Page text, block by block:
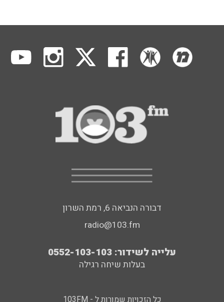
דבורה הנביאה 6, רמת השרון
radio@103.fm
עלייה לשידור: 0552-103-103
בעלות שיחה רגילה
כל הזכויות שמורות ל - 103FM